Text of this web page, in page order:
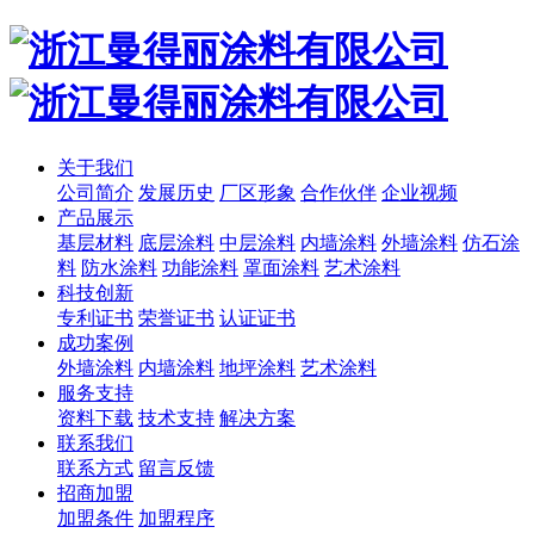
关于我们
公司简介 发展历史 厂区形象 合作伙伴 企业视频
产品展示
基层材料 底层涂料 中层涂料 内墙涂料 外墙涂料 仿石涂
料 防水涂料 功能涂料 罩面涂料 艺术涂料
科技创新
专利证书 荣誉证书 认证证书
成功案例
外墙涂料 内墙涂料 地坪涂料 艺术涂料
服务支持
资料下载 技术支持 解决方案
联系我们
联系方式 留言反馈
招商加盟
加盟条件 加盟程序